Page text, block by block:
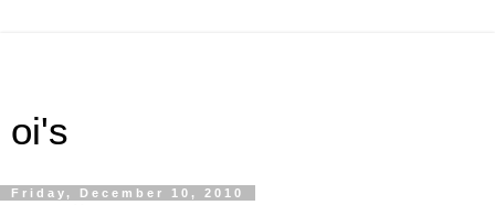
oi's
Friday, December 10, 2010